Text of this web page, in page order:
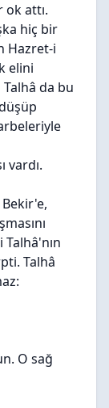
ok attı.
hiç bir
Hazret-i
elini
da bu
vardı.
Talhâ
O sağ